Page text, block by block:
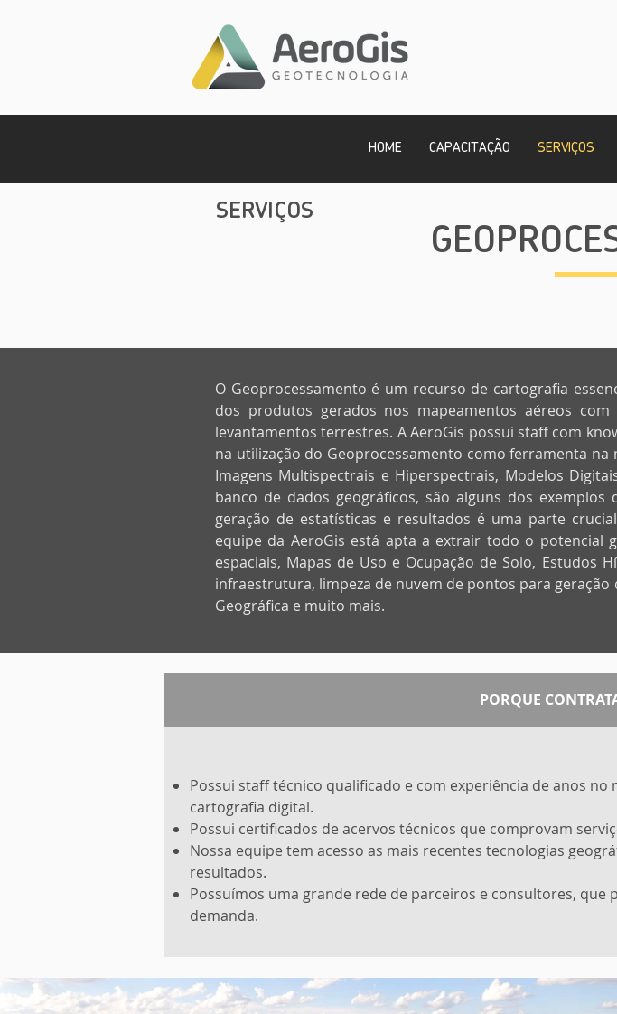
HOME CAPACITAÇÃO SERVIÇOS
SERVIÇOS
O Geoprocessamento é um recurso de cartografia
dos produtos gerados nos mapeamentos aéreos
levantamentos terrestres. A AeroGis possui staff com
na utilização do Geoprocessamento como ferramenta
Imagens Multispectrais e Hiperspectrais, Modelos
banco de dados geográficos, são alguns dos
geração de estatísticas e resultados é uma parte
equipe da AeroGis está apta a extrair todo o potencial
espaciais, Mapas de Uso e Ocupação de Solo, Estudos
infraestrutura, limpeza de nuvem de pontos para geração
Geográfica e muito mais.
PORQUE
Possui staff técnico qualificado e com experiência de anos
cartografia digital.
Possui certificados de acervos técnicos que comprovam
Nossa equipe tem acesso as mais recentes tecnologias
resultados.
Possuímos uma grande rede de parceiros e consultores,
demanda.